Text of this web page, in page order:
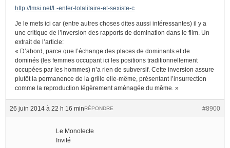
http://lmsi.net/L-enfer-totalitaire-et-sexiste-c
Je le mets ici car (entre autres choses dites aussi intéressantes) il y a
une critique de l’inversion des rapports de domination dans le film. Un
extrait de l’article:
« D’abord, parce que l’échange des places de dominants et de
dominés (les femmes occupant ici les positions traditionnellement
occupées par les hommes) n’a rien de subversif. Cette inversion assure
plutôt la permanence de la grille elle-même, présentant l’insurrection
comme la reproduction légèrement aménagée du même. »
26 juin 2014 à 22 h 16 min #8900
RÉPONDRE
Le Monolecte
Invité